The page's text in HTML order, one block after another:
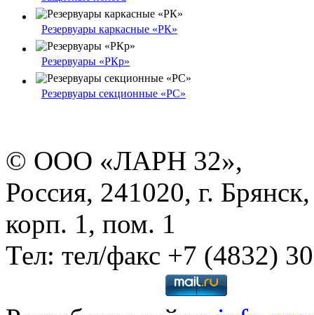
Резервуары каркасные «РК»
Резервуары «РКр»
Резервуары секционные «РС»
© ООО «ЛАРН 32»,
Россия, 241020, г.
корп. 1, пом. 1
Тел: тел/факс +7 (4832)